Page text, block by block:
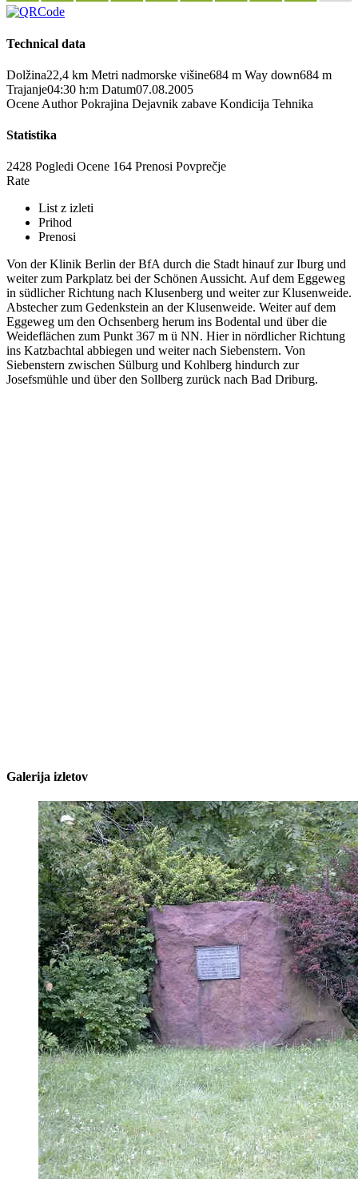
Technical data
Dolžina22,4 km Metri nadmorske višine684 m Way down684 m
Trajanje04:30 h:m Datum07.08.2005
Ocene Author Pokrajina Dejavnik zabave Kondicija Tehnika
Statistika
2428 Pogledi Ocene 164 Prenosi Povprečje
Rate
List z izleti
Prihod
Prenosi
Von der Klinik Berlin der BfA durch die Stadt hinauf zur Iburg und
weiter zum Parkplatz bei der Schönen Aussicht. Auf dem Eggeweg
in südlicher Richtung nach Klusenberg und weiter zur Klusenweide.
Abstecher zum Gedenkstein an der Klusenweide. Weiter auf dem
Eggeweg um den Ochsenberg herum ins Bodental und über die
Weideflächen zum Punkt 367 m ü NN. Hier in nördlicher Richtung
ins Katzbachtal abbiegen und weiter nach Siebenstern. Von
Siebenstern zwischen Sülburg und Kohlberg hindurch zur
Josefsmühle und über den Sollberg zurück nach Bad Driburg.
Galerija izletov